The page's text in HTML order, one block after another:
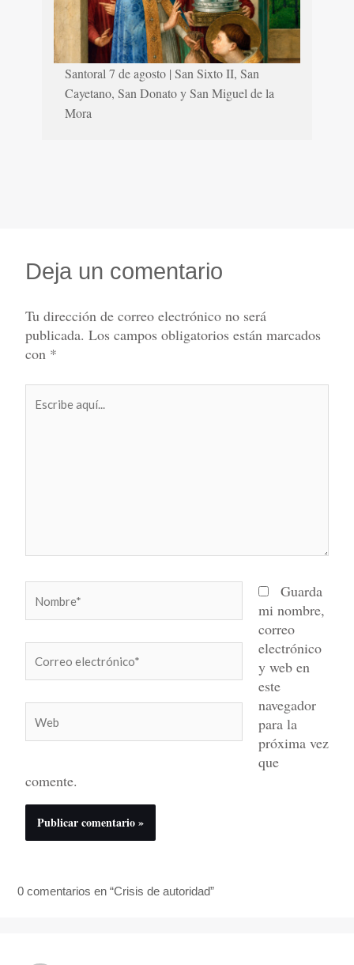
Santoral 7 de agosto | San Sixto II, San
Cayetano, San Donato y San Miguel de la
Mora
Deja un comentario
Tu dirección de correo electrónico no será
publicada. Los campos obligatorios están marcados
con *
aquí...
electrónico*
Guarda
mi nombre,
correo
electrónico
y web en
este
navegador
para la
próxima vez
que
comente.
0 comentarios en “Crisis de autoridad”